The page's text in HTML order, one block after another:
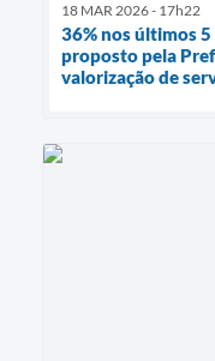
18 MAR 2026 - 17h22
36% nos últimos
proposto pela
valorização de